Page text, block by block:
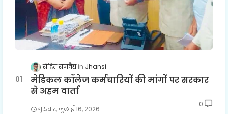
रोहित राजवैद्य Jhansi
मेडिकल कॉलेज कर्मचारियों की मांगों पर सरकार
से अहम वार्ता
गुरुवार, जुलाई 16, 2026
0